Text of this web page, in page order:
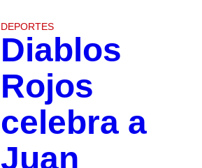
DEPORTES
Diablos
Rojos
celebra a
Juan